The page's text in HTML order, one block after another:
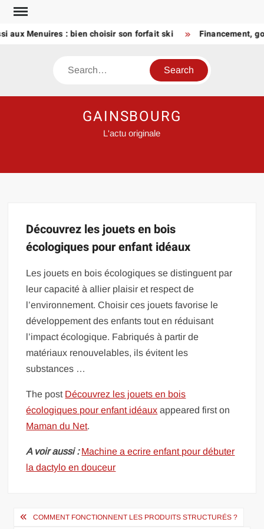
Skip
content
aux Menuires : bien choisir son forfait ski Financement,
Search
GAINSBOURG
L'actu originale
Découvrez les jouets en bois
écologiques pour enfant idéaux
Les jouets en bois écologiques se distinguent par
leur capacité à allier plaisir et respect de
l’environnement. Choisir ces jouets favorise le
développement des enfants tout en réduisant
l’impact écologique. Fabriqués à partir de
matériaux renouvelables, ils évitent les
substances …
The post Découvrez les jouets en bois
écologiques pour enfant idéaux appeared first on
Maman du Net.
A voir aussi : Machine a ecrire enfant pour débuter
la dactylo en douceur
Navigation
COMMENT FONCTIONNENT LES PRODUITS STRUCTURÉS ?